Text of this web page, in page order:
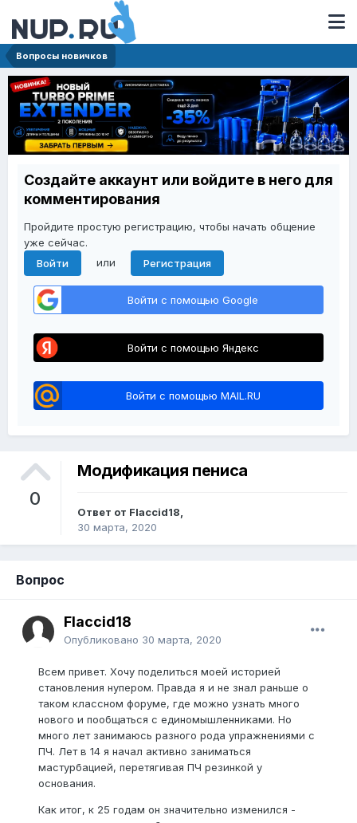
Вопросы новичков
Создайте аккаунт или войдите в него для
комментирования
Пройдите простую регистрацию, чтобы начать общение
уже сейчас.
Войти
или Регистрация
Войти с помощью Google
Войти с помощью Яндекс
Войти с помощью MAIL.RU
0
Модификация пениса
Ответ от Flaccid18,
30 марта, 2020
Вопрос
Flaccid18
Опубликовано 30 марта, 2020
Всем привет. Хочу поделиться моей историей
становления нупером. Правда я и не знал раньше о
таком классном форуме, где можно узнать много
нового и пообщаться с единомышленниками. Но
много лет занимаюсь разного рода упражнениями с
ПЧ. Лет в 14 я начал активно заниматься
мастурбацией, перетягивая ПЧ резинкой у
основания.
Как итог, к 25 годам он значительно изменился -